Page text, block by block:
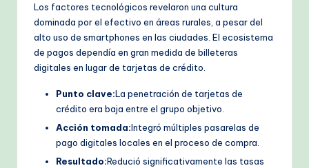
Los factores tecnológicos revelaron una cultura
dominada por el efectivo en áreas rurales, a pesar del
alto uso de smartphones en las ciudades. El ecosistema
de pagos dependía en gran medida de billeteras
digitales en lugar de tarjetas de crédito.
Punto clave:La penetración de tarjetas de
crédito era baja entre el grupo objetivo.
Acción tomada:Integró múltiples pasarelas de
pago digitales locales en el proceso de compra.
Resultado:Redució significativamente las tasas